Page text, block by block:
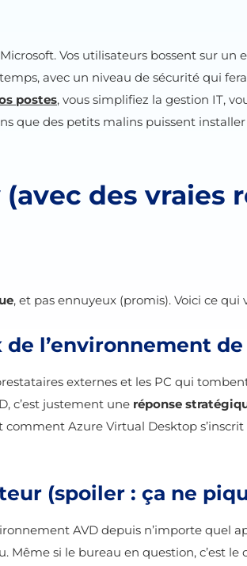
Vos utilisateurs bossent sur
avec un niveau de sécurité qui
postes, vous simplifiez la gestion IT,
que des petits malins puissent
des vraies
, et pas ennuyeux (promis). Voici ce qui
l’environnement
externes et les PC qui
c’est justement une réponse
Azure Virtual Desktop
(spoiler : ça ne
AVD depuis n’importe quel
Même si le bureau en question, c’est